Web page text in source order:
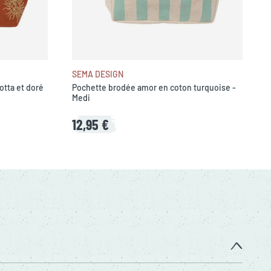
et doré
SEMA DESIGN
Pochette brodée amor en coton turquoise -
Medi
12,95 €